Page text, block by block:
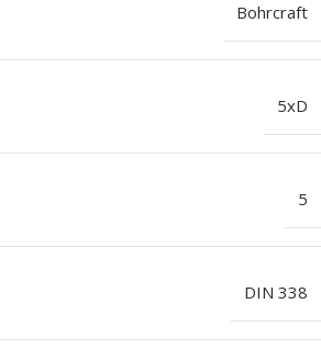
Bohrcraft
5xD
5
DIN 338